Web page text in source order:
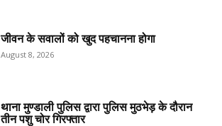
जीवन के सवालों को खुद पहचानना होगा
August 8, 2026
थाना मुण्डाली पुलिस द्वारा पुलिस मुठभेड़ के दौरान
तीन पशु चोर गिरफ्तार